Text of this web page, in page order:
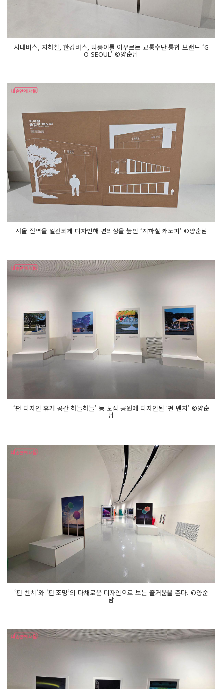
시내버스, 지하철, 한강버스, 따릉이를 아우르는 교통수단 통합 브랜드 ‘G
O SEOUL’ ©양순남
서울 전역을 일관되게 디자인해 편의성을 높인 ‘지하철 캐노피’ ©양순남
‘펀 디자인 휴게 공간 하늘하늘’ 등 도심 공원에 디자인된 ‘펀 벤치’ ©양순
남
‘펀 벤치’와 '펀 조명’의 다채로운 디자인으로 보는 즐거움을 준다. ©양순
남